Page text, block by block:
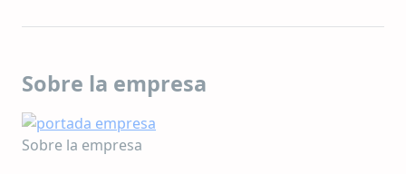
Sobre la empresa
Sobre la empresa